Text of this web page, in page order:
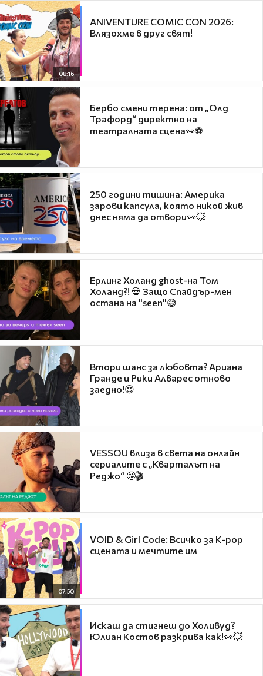
08:16
ANIVENTURE COMIC CON 2026:
Влязохме в друг свят!
Бербо смени терена: от „Олд
Трафорд“ директно на
театралната сцена👀⚽
250 години тишина: Америка
зарови капсула, която никой жив
днес няма да отвори👀💥
Ерлинг Холанд ghost-на Том
Холанд?! 💀 Защо Спайдър-мен
остана на "seen"😅
Втори шанс за любовта? Ариана
Гранде и Рики Алварес отново
заедно!😍
VESSOU влиза в света на онлайн
сериалите с „Кварталът на
Реджо“ 🤩🎬
07:50
VOID & Girl Code: Всичко за K-pop
сцената и мечтите им
Искаш да стигнеш до Холивуд?
Юлиан Костов разкрива как!👀💥